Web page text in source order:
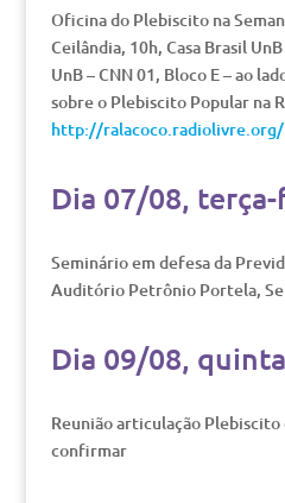
Oficina do Plebiscito na
Ceilândia, 10h, Casa Brasil
UnB – CNN 01, Bloco E – ao
sobre o Plebiscito Popular na
http://ralacoco.radiolivre.org/
Dia 07/08,
Seminário em defesa da
Auditório Petrônio Portela,
Dia 09/08,
Reunião articulação Plebiscito
confirmar